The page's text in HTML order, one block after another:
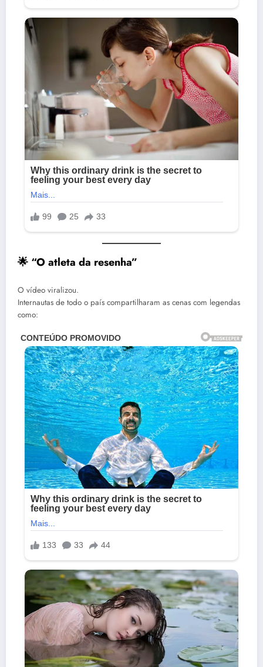
🌟 “O atleta da resenha”
O vídeo viralizou.
Internautas de todo o país compartilharam as cenas com legendas
como: